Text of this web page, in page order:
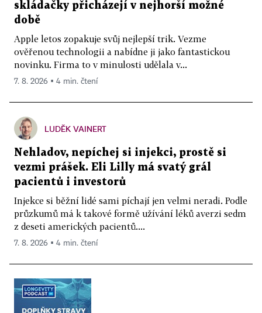
skládačky přicházejí v nejhorší možné
době
Apple letos zopakuje svůj nejlepší trik. Vezme
ověřenou technologii a nabídne ji jako fantastickou
novinku. Firma to v minulosti udělala v...
7. 8. 2026 ▪ 4 min. čtení
LUDĚK VAINERT
Nehladov, nepíchej si injekci, prostě si
vezmi prášek. Eli Lilly má svatý grál
pacientů i investorů
Injekce si běžní lidé sami píchají jen velmi neradi. Podle
průzkumů má k takové formě užívání léků averzi sedm
z deseti amerických pacientů....
7. 8. 2026 ▪ 4 min. čtení